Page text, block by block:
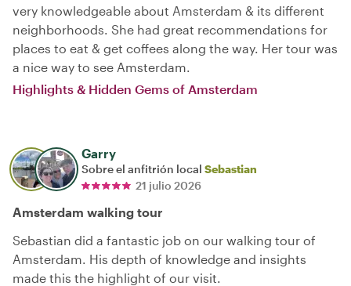
very knowledgeable about Amsterdam & its different
neighborhoods. She had great recommendations for
places to eat & get coffees along the way. Her tour was
a nice way to see Amsterdam.
Highlights & Hidden Gems of Amsterdam
Garry
Sobre el anfitrión local Sebastian
21 julio 2026
Amsterdam walking tour
Sebastian did a fantastic job on our walking tour of
Amsterdam. His depth of knowledge and insights
made this the highlight of our visit.